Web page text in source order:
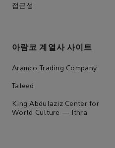
접근성
아람코 계열사 사이트
Aramco Trading Company
Taleed
King Abdulaziz Center for
World Culture — Ithra